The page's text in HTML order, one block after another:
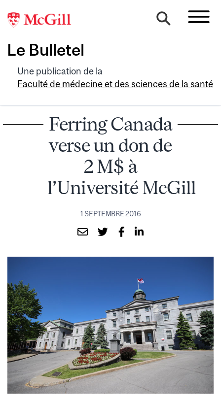
Le Bulletel
Une publication de la
Faculté de médecine et des sciences de la santé
Ferring Canada
verse un don de
2 M$ à
l’Université McGill
1 SEPTEMBRE 2016